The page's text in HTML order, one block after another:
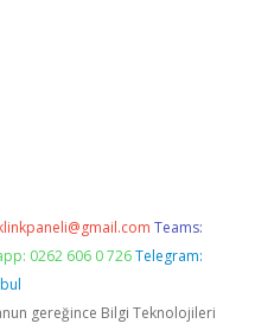
Teams:
0262 606 0 726 Telegram:
gereğince Bilgi Teknolojileri